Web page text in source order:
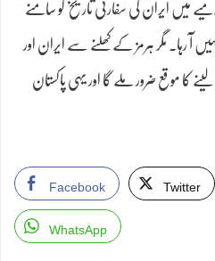
میں ایران کی سفارتی تاریخ کو سامنے
نہیں آ رہا۔ مگر ہرمز کے کھلنے سے ایران اور
کا موقع ضرور ملے گا اور یہی پاکستان
Facebook Twitter
WhatsApp